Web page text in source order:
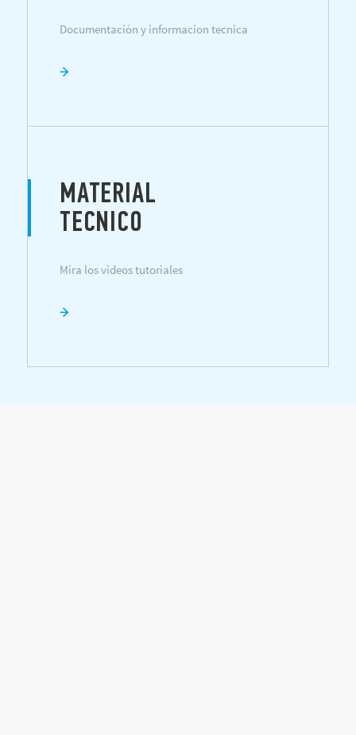
Documentación y informacion tecnica
MATERIAL
TECNICO
Mira los videos tutoriales